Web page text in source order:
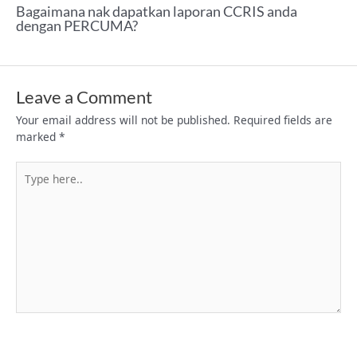
Bagaimana nak dapatkan laporan CCRIS anda
dengan PERCUMA?
Leave a Comment
Your email address will not be published. Required fields are
marked *
here..